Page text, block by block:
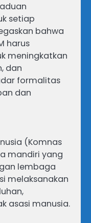
setiap
bahwa
harus
meningkatkan
dan
formalitas
dan
(Komnas
mandiri yang
lembaga
melaksanakan
asasi manusia.